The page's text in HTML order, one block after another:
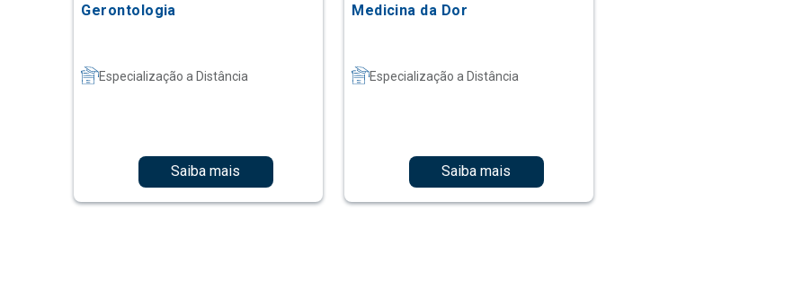
Gerontologia
Especialização a Distância
Saiba mais
Medicina da Dor
Especialização a Distância
Saiba mais